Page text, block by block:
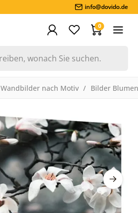
info@dovido.de
0
Wandbilder nach Motiv Bilder Blumen